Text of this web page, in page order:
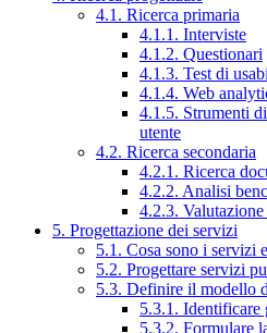
4.1. Ricerca primaria
4.1.1. Interviste
4.1.2. Questionari
4.1.3. Test di
4.1.4. Web
4.1.5. Strumenti
utente
4.2. Ricerca secondaria
4.2.1. Ricerca
4.2.2. Analisi
4.2.3. Valutazione
5. Progettazione dei servizi
5.1. Cosa sono i servizi
5.2. Progettare servizi
5.3. Definire il modello
5.3.1.
5.3.2. Formulare